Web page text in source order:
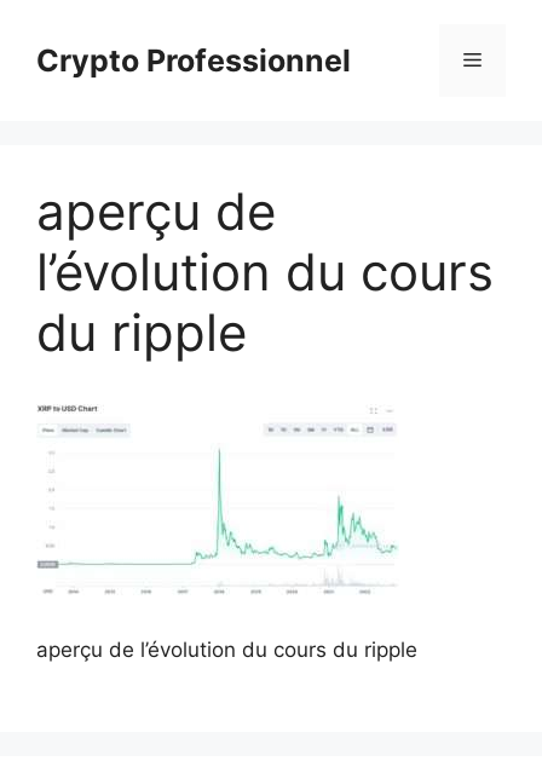
contenuCrypto Professionnel Menu
aperçu de
l’évolution du cours
du ripple
aperçu de l’évolution du cours du ripple